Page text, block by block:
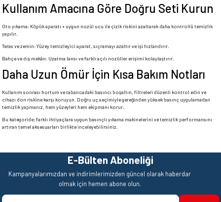
Kullanım Amacına Göre Doğru Seti Kurun
Oto yıkama: Köpük aparatı + uygun nozül ucu ile çizik riskini azaltarak daha kontrollü temizlik
yapılır.
Teras ve zemin: Yüzey temizleyici aparat, sıçramayı azaltır ve işi hızlandırır.
Bahçe ve dış mekân: Uzatma lansı ve farklı açılı nozüller erişimi kolaylaştırır.
Daha Uzun Ömür İçin Kısa Bakım Notları
Kullanım sonrası hortum ve tabancadaki basıncı boşaltın, filtreleri düzenli kontrol edin ve
cihazı don riskine karşı koruyun. Doğru uç seçimiyle gereğinden yüksek basınç uygulamadan
temizlik yapmanız, hem yüzeyleri hem ekipmanı korur.
Bu kategoride; farklı ihtiyaçlara uygun basınçlı yıkama makinelerini ve temizlik performansını
artıran temel aksesuarları birlikte inceleyebilirsiniz.
E-Bülten Aboneliği
Kampanyalarımızdan ve indirimlerimizden güncel olarak haberdar
olmak için hemen abone olun.